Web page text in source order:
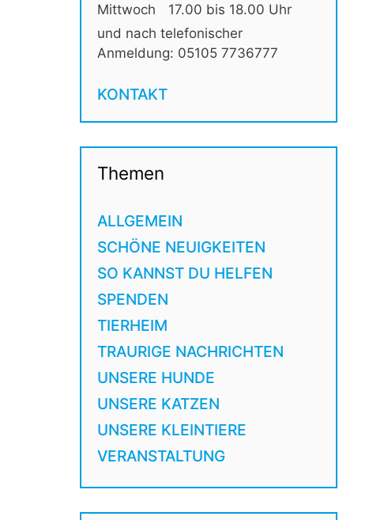
Mittwoch
17.00 bis 18.00 Uhr
und nach telefonischer
Anmeldung: 05105 7736777
KONTAKT
Themen
ALLGEMEIN
SCHÖNE NEUIGKEITEN
SO KANNST DU HELFEN
SPENDEN
TIERHEIM
TRAURIGE NACHRICHTEN
UNSERE HUNDE
UNSERE KATZEN
UNSERE KLEINTIERE
VERANSTALTUNG